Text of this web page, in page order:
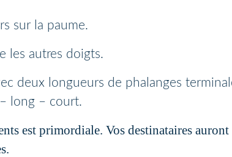
sur la paume.
les autres doigts.
deux longueurs de phalanges
long – court.
est primordiale. Vos destinataires